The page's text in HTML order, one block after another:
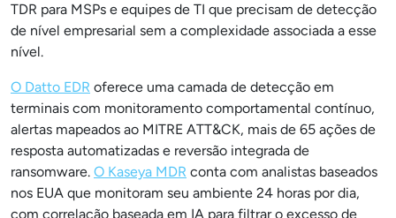
TDR para MSPs e equipes de TI que precisam de detecção
de nível empresarial sem a complexidade associada a esse
nível.
O Datto EDR oferece uma camada de detecção em
terminais com monitoramento comportamental contínuo,
alertas mapeados ao MITRE ATT&CK, mais de 65 ações de
resposta automatizadas e reversão integrada de
ransomware. O Kaseya MDR conta com analistas baseados
nos EUA que monitoram seu ambiente 24 horas por dia,
com correlação baseada em IA para filtrar o excesso de